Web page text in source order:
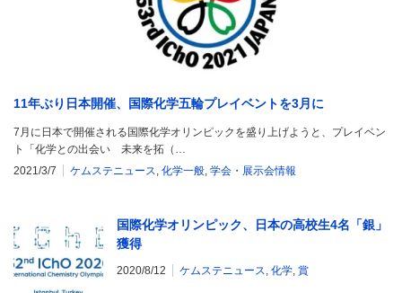
11年ぶり日本開催、国際化学五輪プレイベントを3月に
7月に日本で開催される国際化学オリンピックを盛り上げようと、プレイベン
ト「化学との出会い 未来を拓（…
2021/3/7
ケムステニュース, 化学一般, 学会・展示会情報
国際化学オリンピック、日本の高校生4名「銀」
獲得
2020/8/12 ケムステニュース, 化学, 賞